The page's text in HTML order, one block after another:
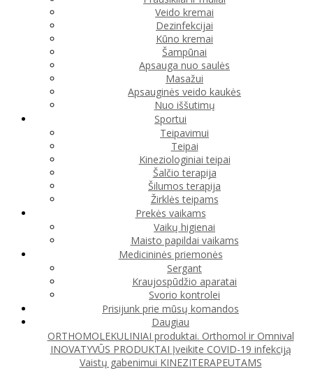
Veido kremai
Dezinfekcijai
Kūno kremai
Šampūnai
Apsauga nuo saulės
Masažui
Apsauginės veido kaukės
Nuo iššutimų
Sportui
Teipavimui
Teipai
Kineziologiniai teipai
Šalčio terapija
Šilumos terapija
Žirklės teipams
Prekės vaikams
Vaikų higienai
Maisto papildai vaikams
Medicininės priemonės
Sergant
Kraujospūdžio aparatai
Svorio kontrolei
Prisijunk prie mūsų komandos
Daugiau
ORTHOMOLEKULINIAI produktai. Orthomol ir Omnival
INOVATYVŪS PRODUKTAI Įveikite COVID-19 infekciją
Vaistų gabenimui KINEZITERAPEUTAMS